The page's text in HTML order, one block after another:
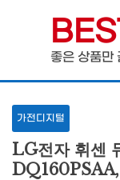
content
좋은 상품만
가전디지털
LG전자 휘센